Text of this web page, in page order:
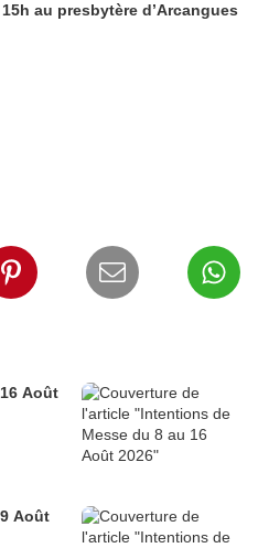
au presbytère d’Arcangues
Août
Août